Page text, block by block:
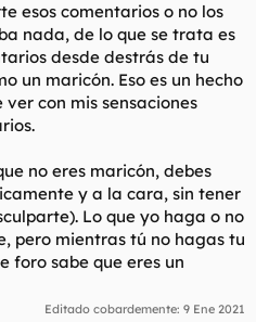
de butano te apoya,
A ver si se te une algún
que le insulte un poco por el
esos comentarios o no los
nada, de lo que se trata es
desde destrás de tu
un maricón. Eso es un hecho
con mis sensaciones
no eres maricón, debes
y a la cara, sin tener
Lo que yo haga o no
pero mientras tú no hagas tu
foro sabe que eres un
Editado cobardemente: 9 Ene 2021